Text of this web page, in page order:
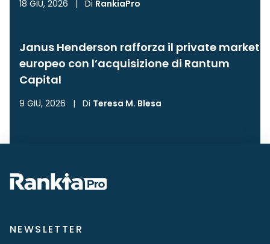
18 GIU, 2026 | Di RankiaPro
Janus Henderson rafforza il private market
europeo con l’acquisizione di Rantum
Capital
9 GIU, 2026 | Di Teresa M. Blesa
NEWSLETTER